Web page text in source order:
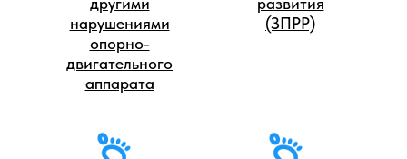
нарушениями
опорно-
двигательного
аппарата
(ЗПРР)